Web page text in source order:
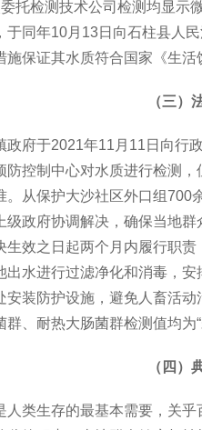
托检测技术公司检测均显示
于同年10月13日向石柱县人
保证其水质符合国家《生活
（三）
府于2021年11月11日向行
控制中心对水质进行检测
从保护大沙社区外口组
级政府协调解决，确保当地
效之日起两个月内履行职
出水进行过滤净化和消毒，
装防护设施，避免人畜活
、耐热大肠菌群检测值均为
（四）
人类生存的最基本需要，关